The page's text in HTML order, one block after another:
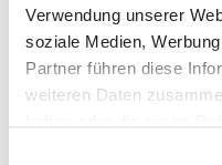
Verwendung unserer
soziale Medien,
Partner führen diese
weiteren Daten
Queensbett,